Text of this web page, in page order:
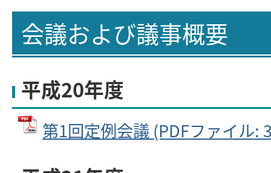
会議および議事概要
平成20年度
第1回定例会議 (PDFファイル: